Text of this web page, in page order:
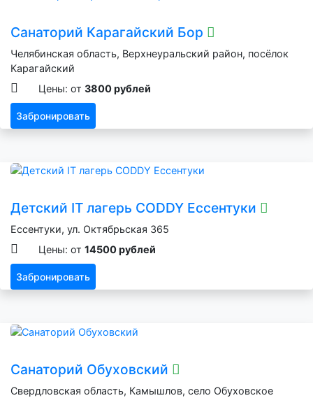
Санаторий Карагайский Бор
Челябинская область, Верхнеуральский район, посёлок
Карагайский
Цены: от 3800 рублей
Забронировать
Детский IT лагерь CODDY Ессентуки
Ессентуки, ул. Октябрьская 365
Цены: от 14500 рублей
Забронировать
Санаторий Обуховский
Свердловская область, Камышлов, село Обуховское